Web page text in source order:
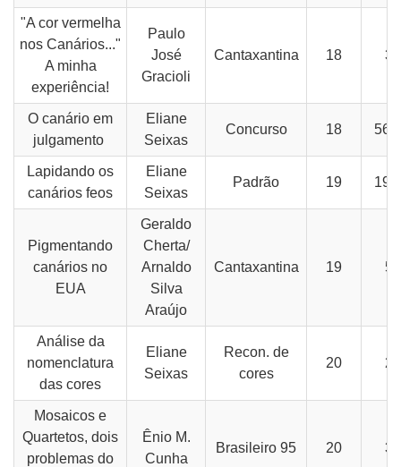
"A cor vermelha
nos Canários..."
A minha
experiência!
Paulo
José
Gracioli
Cantaxantina 18 32
O canário em
julgamento
Eliane
Seixas
Concurso 18 56-
Lapidando os
canários feos
Eliane
Seixas
Padrão 19 19-
Pigmentando
canários no
EUA
Geraldo
Cherta/
Arnaldo
Silva
Araújo
Cantaxantina 19 50
Análise da
nomenclatura
das cores
Eliane
Seixas
Recon. de
cores
20 25
Mosaicos e
Quartetos, dois
problemas do
Ênio M.
Cunha
Brasileiro 95 20 37